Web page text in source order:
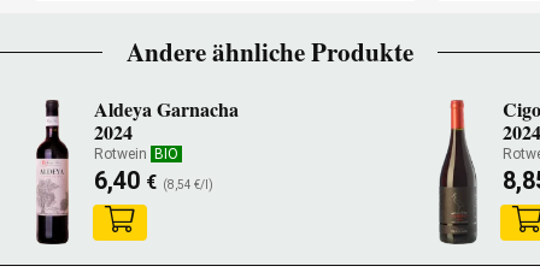
Andere ähnliche Produkte
Aldeya Garnacha
2024
Rotwein BIO
6,40 € (8,54 €/l)
2024